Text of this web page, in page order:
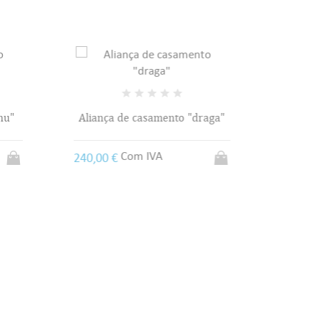
Aliança de casamento "draga"
240,00 € Com IVA